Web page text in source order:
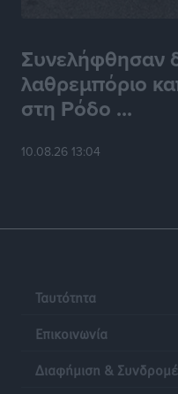
Συνελήφθησαν
λαθρεμπόριο
στη Ρόδο ...
10.08.26 13:04
Ταυτότητα
Επικοινωνία
Διαφήμιση &